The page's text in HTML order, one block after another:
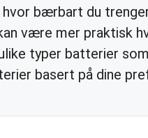
hvor bærbart du
være mer praktisk
typer batterier
basert på dine